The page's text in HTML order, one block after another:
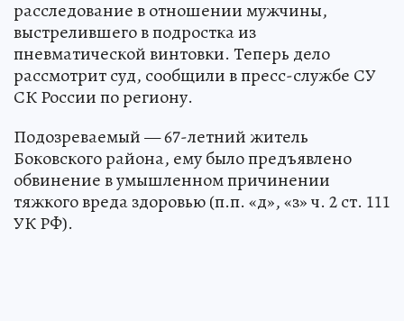
расследование в отношении мужчины,
выстрелившего в подростка из
пневматической винтовки. Теперь дело
рассмотрит суд, сообщили в пресс-службе СУ
СК России по региону.
Подозреваемый — 67-летний житель
Боковского района, ему было предъявлено
обвинение в умышленном причинении
тяжкого вреда здоровью (п.п. «д», «з» ч. 2 ст. 111
УК РФ).